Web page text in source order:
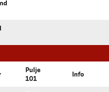
Pulje
101
Info